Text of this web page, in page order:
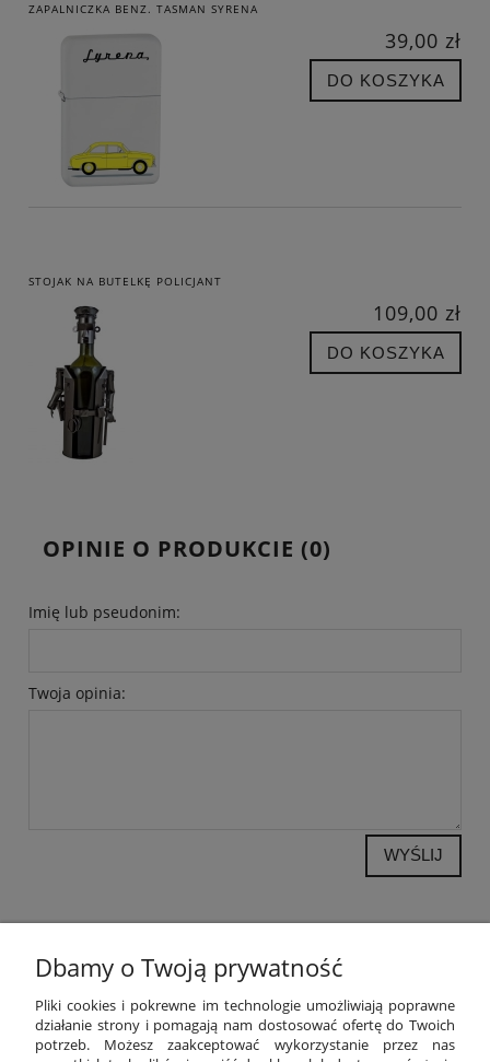
ZAPALNICZKA BENZ. TASMAN SYRENA
39,00 zł
DO KOSZYKA
STOJAK NA BUTELKĘ POLICJANT
109,00 zł
DO KOSZYKA
OPINIE O PRODUKCIE (0)
Imię lub pseudonim:
Twoja opinia:
WYŚLIJ
POMOC
MOJE KONTO
Dbamy o Twoją prywatność
Pliki cookies i pokrewne im technologie umożliwiają poprawne
działanie strony i pomagają nam dostosować ofertę do Twoich
potrzeb. Możesz zaakceptować wykorzystanie przez nas